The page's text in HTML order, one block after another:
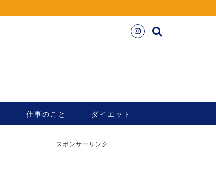
仕事のこと ダイエット
スポンサーリンク